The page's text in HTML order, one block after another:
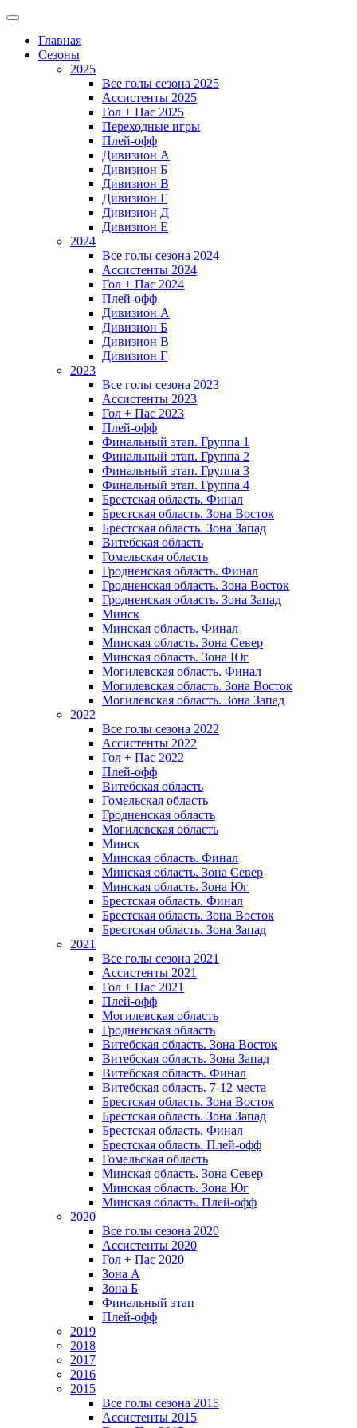
Главная
Сезоны
2025
Все голы сезона 2025
Ассистенты 2025
Гол + Пас 2025
Переходные игры
Плей-офф
Дивизион A
Дивизион Б
Дивизион В
Дивизион Г
Дивизион Д
Дивизион Е
2024
Все голы сезона 2024
Ассистенты 2024
Гол + Пас 2024
Плей-офф
Дивизион A
Дивизион Б
Дивизион В
Дивизион Г
2023
Все голы сезона 2023
Ассистенты 2023
Гол + Пас 2023
Плей-офф
Финальный этап. Группа 1
Финальный этап. Группа 2
Финальный этап. Группа 3
Финальный этап. Группа 4
Брестская область. Финал
Брестская область. Зона Восток
Брестская область. Зона Запад
Витебская область
Гомельская область
Гродненская область. Финал
Гродненская область. Зона Восток
Гродненская область. Зона Запад
Минск
Минская область. Финал
Минская область. Зона Север
Минская область. Зона Юг
Могилевская область. Финал
Могилевская область. Зона Восток
Могилевская область. Зона Запад
2022
Все голы сезона 2022
Ассистенты 2022
Гол + Пас 2022
Плей-офф
Витебская область
Гомельская область
Гродненская область
Могилевская область
Минск
Mинская область. Финал
Минская область. Зона Север
Минская область. Зона Юг
Брестская область. Финал
Брестская область. Зона Восток
Брестская область. Зона Запад
2021
Все голы сезона 2021
Ассистенты 2021
Гол + Пас 2021
Плей-офф
Могилевская область
Гродненская область
Витебская область. Зона Восток
Витебская область. Зона Запад
Витебская область. Финал
Витебская область. 7-12 места
Брестская область. Зона Восток
Брестская область. Зона Запад
Брестская область. Финал
Брестская область. Плей-офф
Гомельская область
Минская область. Зона Север
Минская область. Зона Юг
Минская область. Плей-офф
2020
Все голы сезона 2020
Ассистенты 2020
Гол + Пас 2020
Зона А
Зона Б
Финальный этап
Плей-офф
2019
2018
2017
2016
2015
Все голы сезона 2015
Ассистенты 2015